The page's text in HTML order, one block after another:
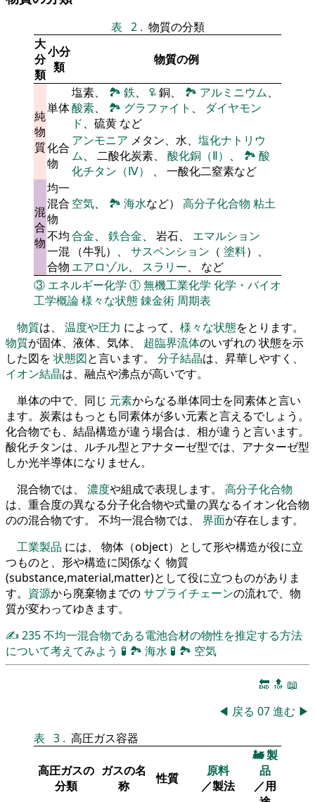
表 2 . 物質の分類
大
分
類
小分
類
物質の例
純
物
質
単体
塩素、 🏞 鉄、 🜠銅、 🏞 アルミニウム、
酸素、 🏞 グラファイト 、 ダイヤモン
ド、硫黄 など
化合
物
アンモニア メタン、水、 塩化ナトリウ
ム、 二酸化炭素、 酸化銅（Ⅱ） 、 🏞 酸
化チタン（Ⅳ） 、 一酸化二窒素など
混
合
物
均一
混合
物
空気、 🏞 海水など） 高分子化合物 粘土
不均
一混
合物
合金、 鉄合金、 岩石、 エマルション
（牛乳）、 サスペンション （ 塗料）、
エアロゾル、 スラリー、 など
③ エネルギー化学 ①無機工業化学 化学・バイオ
工学概論様々な状態錬金術 周期表
物質は、 温度や圧力 によって、 様々な状態をとります。
物質が固体、液体、気体、 超臨界流体のいずれの 状態を示
した図を 状態図と言います。 分子結晶は、昇華しやすく、
イオン結晶は、融点や沸点が高いです。
単体の中で、同じ 元素からなる単体同士を同素体と言い
ます。炭素はもっとも同素体が多い元素と言えるでしょう。
化合物でも、結晶構造が違う場合は、相が違うと言います。
酸化チタンは、ルチル型とアナターゼ型では、アナターゼ型
しか光半導体になりません。
混合物では、 濃度や組成で表現します。 高分子化合物
は、重合度の異なる分子化合物や式量の異なるイオン化合物
のの混合物です。 不均一混合物では、 界面が存在します。
工業製品 には、 物体（object）として形や構造が役に立
つものと、形や構造に関係なく 物質
(substance,material,matter)として役に立つものがありま
す。 資源から廃棄物までのサプライチェーンの流れで、物
質が変わってゆきます。
✍ 235不均一混合物である電池合材の物性を推定する方法
について考えてみよう 🧪 🏞 海水 🧪 🏞 空気
🔚 🔝 📖
◀ 戻る 07進む ▶
表 3 . 高圧ガス容器
高圧ガスの
分類
ガスの名
称
性質
原料
／製法
🚂製
品
／用